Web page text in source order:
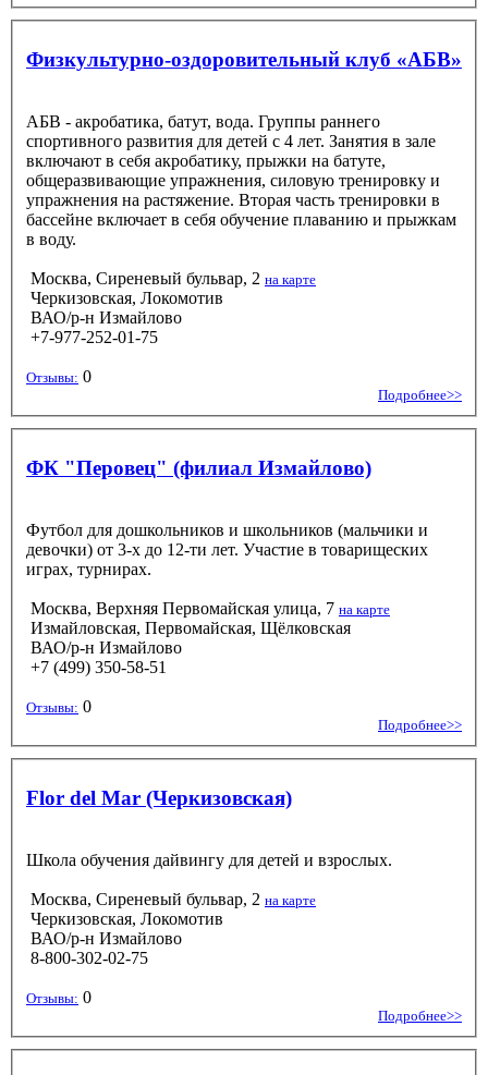
Физкультурно-оздоровительный клуб «АБВ»
AБВ - акробатика, батут, вода. Группы раннего
спортивного развития для детей с 4 лет. Занятия в зале
включают в себя акробатику, прыжки на батуте,
общеразвивающие упражнения, силовую тренировку и
упражнения на растяжение. Вторая часть тренировки в
бассейне включает в себя обучение плаванию и прыжкам
в воду.
Москва, Сиреневый бульвар, 2 на карте
Черкизовская, Локомотив
ВАО/р-н Измайлово
+7-977-252-01-75
Отзывы: 0
Подробнее>>
ФК "Перовец" (филиал Измайлово)
Футбол для дошкольников и школьников (мальчики и
девочки) от 3-х до 12-ти лет. Участие в товарищеских
играх, турнирах.
Москва, Верхняя Первомайская улица, 7 на карте
Измайловская, Первомайская, Щёлковская
ВАО/р-н Измайлово
+7 (499) 350-58-51
Отзывы: 0
Подробнее>>
Flor del Mar (Черкизовская)
Школа обучения дайвингу для детей и взрослых.
Москва, Сиреневый бульвар, 2 на карте
Черкизовская, Локомотив
ВАО/р-н Измайлово
8-800-302-02-75
Отзывы: 0
Подробнее>>